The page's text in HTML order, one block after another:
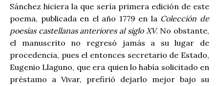
Sánchez hiciera la que sería primera edición de este
poema, publicada en el año 1779 en la Colección de
poesías castellanas anteriores al siglo XV. No obstante,
el manuscrito no regresó jamás a su lugar de
procedencia, pues el entonces secretario de Estado,
Eugenio Llaguno, que era quien lo había solicitado en
préstamo a Vivar, prefirió dejarlo mejor bajo su